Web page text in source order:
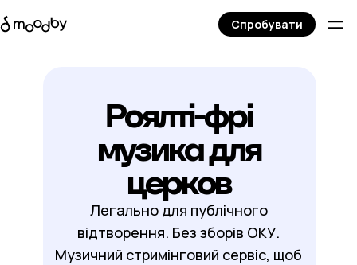
Роялті-фрі
музика для
церков
Легально для публічного
відтворення. Без зборів ОКУ.
Музичний стримінговий сервіс, щоб
Спробувати